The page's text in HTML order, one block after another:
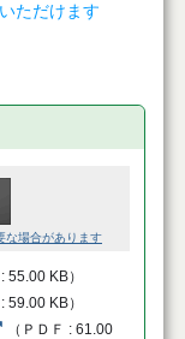
ただけます
な場合があります
55.00 KB）
59.00 KB）
（ ＰＤＦ
61.00